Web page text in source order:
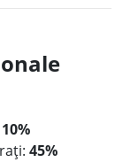
10%
45%